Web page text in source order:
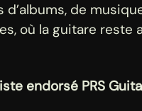
de
où la guitare reste
endorsé PRS